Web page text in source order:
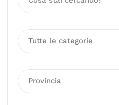
Tutte le categorie
Provincia